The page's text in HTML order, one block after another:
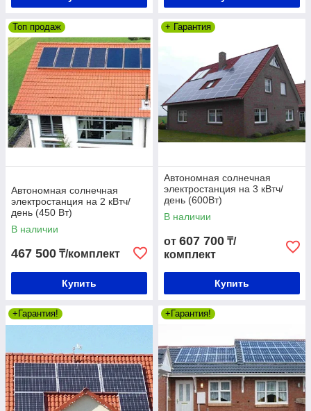
Топ продаж
Автономная солнечная
электростанция на 2 кВтч/
день (450 Вт)
В наличии
467 500 ₸/комплект
Купить
+ Гарантия
Автономная солнечная
электростанция на 3 кВтч/
день (600Вт)
В наличии
от 607 700 ₸/
комплект
Купить
+Гарантия! +Гарантия!